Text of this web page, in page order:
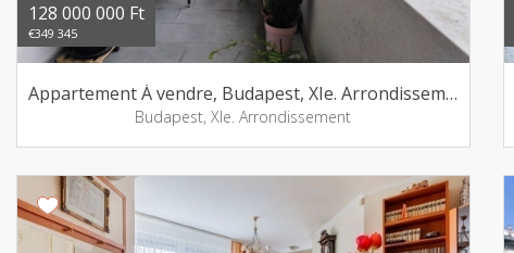
128 000 000 Ft
€349 345
Appartement Á vendre, Budapest, XIe. Arrondissement
Budapest, XIe. Arrondissement